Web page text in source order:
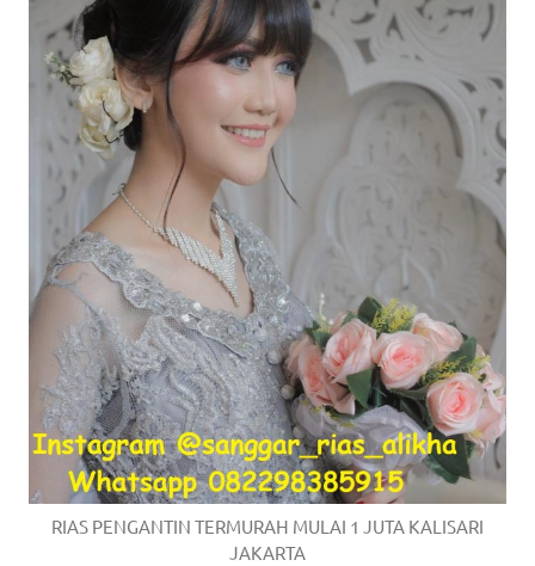
RIAS PENGANTIN TERMURAH MULAI 1 JUTA KALISARI
JAKARTA